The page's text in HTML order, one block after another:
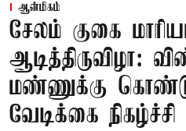
ஆன்மிகம்
சேலம் குகை
ஆடித்திருவிழா:
மண்ணுக்கு
வேடிக்கை நிகழ்ச்சி